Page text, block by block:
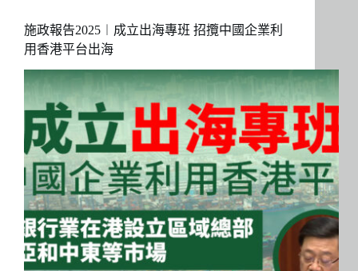
施政報告2025︱成立出海專班 招攬中國企業利
用香港平台出海